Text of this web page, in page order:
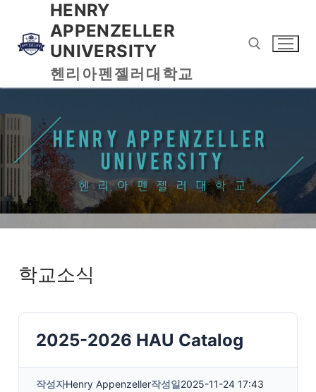
HENRY
APPENZELLER
UNIVERSITY
헨리아펜젤러대학교
학교소식
2025-2026 HAU Catalog
작성자Henry Appenzeller작성일2025-11-24 17:43